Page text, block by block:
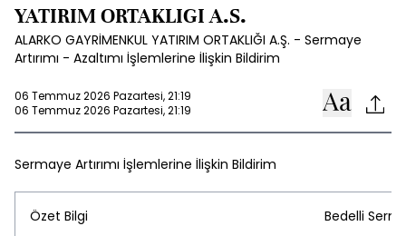
YATIRIM ORTAKLIGI A.S.
ALARKO GAYRİMENKUL YATIRIM ORTAKLIĞI A.Ş. - Sermaye
Artırımı - Azaltımı İşlemlerine İlişkin Bildirim
06 Temmuz 2026 Pazartesi, 21:19
06 Temmuz 2026 Pazartesi, 21:19
Sermaye Artırımı İşlemlerine İlişkin Bildirim
Özet Bilgi
Bedelli